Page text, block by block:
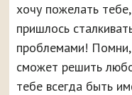
хочу пожелать
пришлось
проблемами!
сможет решить
тебе всегда быть